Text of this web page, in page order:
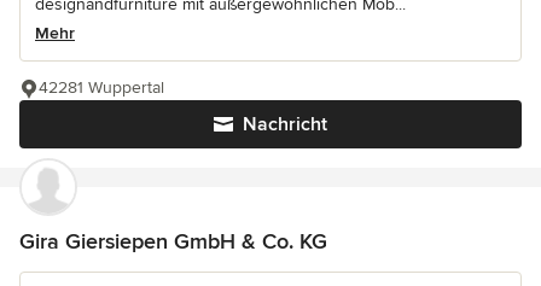
Mehr
Nachricht
42281 Wuppertal
Gira Giersiepen GmbH & Co. KG